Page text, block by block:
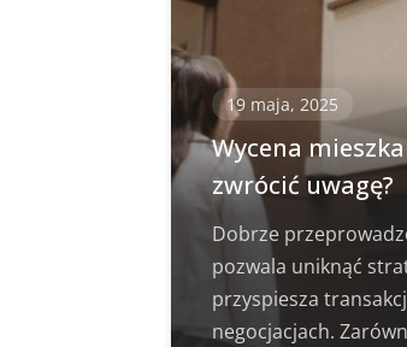
19 maja, 2025
Wycena
zwrócić uwagę?
Dobrze
pozwala uniknąć
przyspiesza
negocjacjach.